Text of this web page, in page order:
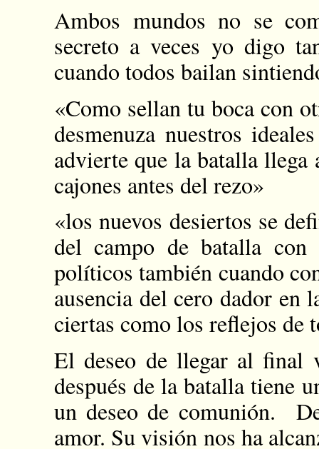
Ambos mundos no se
secreto a veces yo digo
cuando todos bailan
«Como sellan tu boca con
desmenuza nuestros
advierte que la batalla
cajones antes del rezo»
«los nuevos desiertos se
del campo de batalla
políticos también cuando
ausencia del cero dador en
ciertas como los reflejos de
El deseo de llegar al final
después de la batalla tiene
un deseo de comunión.
amor. Su visión nos ha